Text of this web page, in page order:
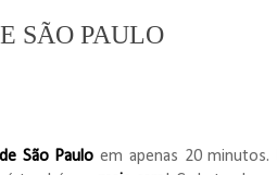
SÃO PAULO
São Paulo em apenas 20